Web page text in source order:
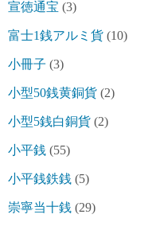
宣徳通宝 (3)
富士1銭アルミ貨 (10)
小冊子 (3)
小型50銭黄銅貨 (2)
小型5銭白銅貨 (2)
小平銭 (55)
小平銭鉄銭 (5)
崇寧当十銭 (29)